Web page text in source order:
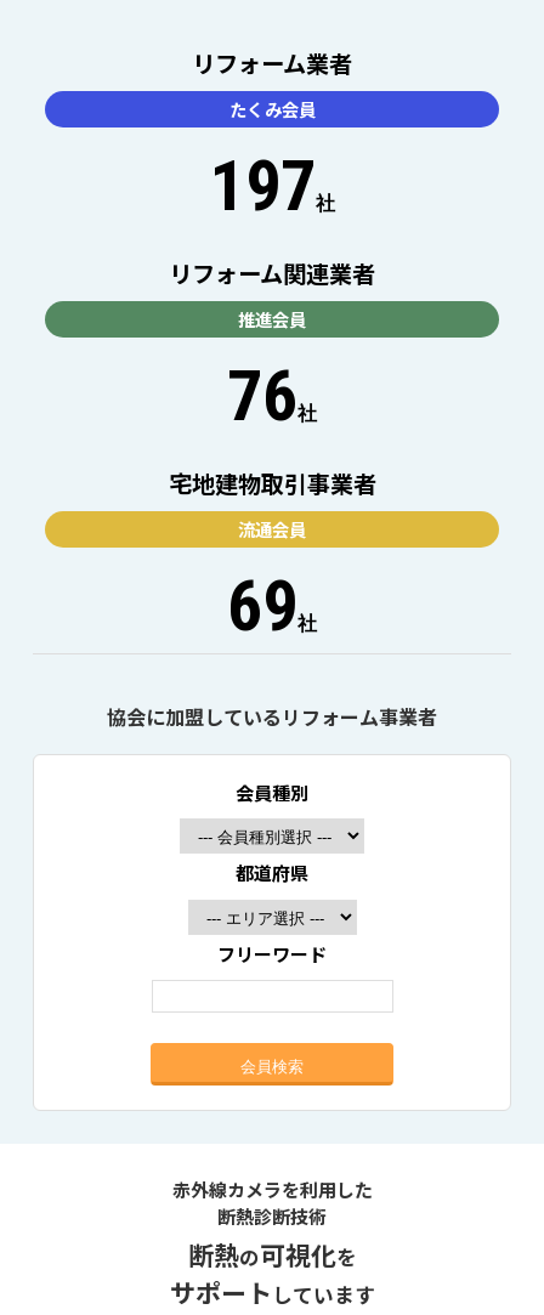
リフォーム業者
たくみ会員
197社
リフォーム関連業者
推進会員
76社
宅地建物取引事業者
流通会員
69社
協会に加盟しているリフォーム事業者
会員種別
都道府県
フリーワード
赤外線カメラを利用した
断熱診断技術
断熱の可視化を
サポート しています